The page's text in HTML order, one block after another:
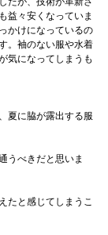
益々安くなっていま
かけになっているの
。袖のない服や水着
気になってしまうも
夏に脇が露出する服
うべきだと思いま
たと感じてしまうこ